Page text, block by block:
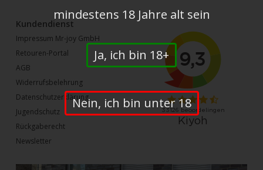
Kundendienst
Impressum Mr-joy GmbH
Retouren-Portal
AGB
Widerrufsbelehrung
Datenschutzerklärung
Jugendschutz
Rückgaberecht
Newsletter
mindestens 18 Jahre alt sein
Ja, ich bin 18+
Nein, ich bin unter 18